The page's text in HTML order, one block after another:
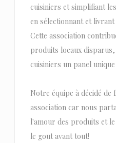
cuisiniers et simplifiant
en sélectionnant et
Cette association
produits locaux
cuisiniers un panel
Notre équipe à décidé de
association car nous
l'amour des produits et
le gout avant tout!